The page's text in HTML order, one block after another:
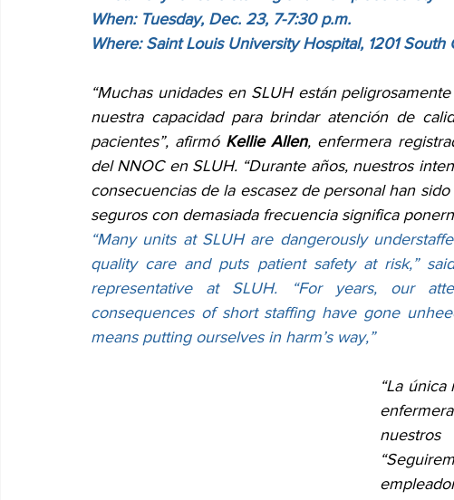
When: Tuesday, Dec. 23, 7-7:30 p.m.
Where: Saint Louis University Hospital, 1201 South
“Muchas unidades en SLUH están
nuestra capacidad para brindar atención de
pacientes”, afirmó Kellie Allen, enfermera
del NNOC en SLUH. “Durante años, nuestros
consecuencias de la escasez de personal han
seguros con demasiada frecuencia significa
“Many units at SLUH are dangerously
quality care and puts patient safety at risk,”
representative at SLUH. “For years, our
consequences of short staffing have gone
means putting ourselves in harm’s way,”
“La